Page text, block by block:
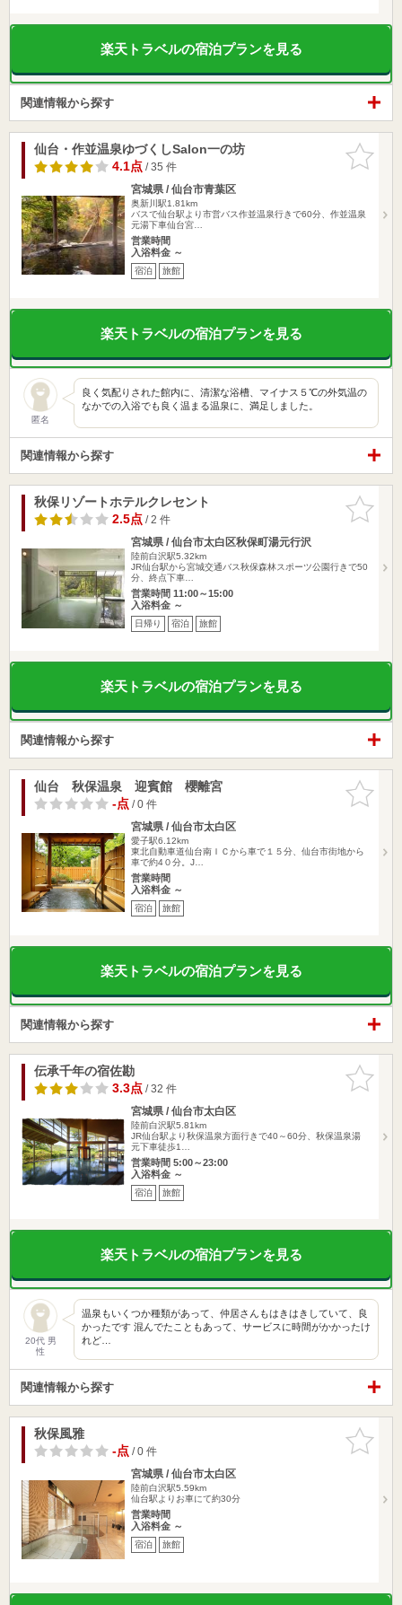
楽天トラベルの宿泊プランを見る
関連情報から探す
お気に入
りに追加
仙台・作並温泉ゆづくしSalon一の坊
4.1点/ 35 件
宮城県 / 仙台市青葉区
奥新川駅1.81km
バスで仙台駅より市営バス作並温泉行きで60分、作並温泉
元湯下車仙台宮…
営業時間
入浴料金 ～
宿泊 旅館
楽天トラベルの宿泊プランを見る
匿名
良く気配りされた館内に、清潔な浴槽、マイナス５℃の外気温の
なかでの入浴でも良く温まる温泉に、満足しました。
関連情報から探す
お気に入
りに追加
秋保リゾートホテルクレセント
2.5点/ 2 件
宮城県 / 仙台市太白区秋保町湯元行沢
陸前白沢駅5.32km
JR仙台駅から宮城交通バス秋保森林スポーツ公園行きで50
分、終点下車…
営業時間 11:00～15:00
入浴料金 ～
日帰り 宿泊 旅館
楽天トラベルの宿泊プランを見る
関連情報から探す
お気に入
りに追加
仙台 秋保温泉 迎賓館 櫻離宮
-点/ 0 件
宮城県 / 仙台市太白区
愛子駅6.12km
東北自動車道仙台南ＩＣから車で１５分、仙台市街地から
車で約4０分。J…
営業時間
入浴料金 ～
宿泊 旅館
楽天トラベルの宿泊プランを見る
関連情報から探す
お気に入
りに追加
伝承千年の宿佐勘
3.3点/ 32 件
宮城県 / 仙台市太白区
陸前白沢駅5.81km
JR仙台駅より秋保温泉方面行きで40～60分、秋保温泉湯
元下車徒歩1…
営業時間 5:00～23:00
入浴料金 ～
宿泊 旅館
楽天トラベルの宿泊プランを見る
20代 男
性
温泉もいくつか種類があって、仲居さんもはきはきしていて、良
かったです 混んでたこともあって、サービスに時間がかかったけ
れど…
関連情報から探す
お気に入
りに追加
秋保風雅
-点/ 0 件
宮城県 / 仙台市太白区
陸前白沢駅5.59km
仙台駅よりお車にて約30分
営業時間
入浴料金 ～
宿泊 旅館